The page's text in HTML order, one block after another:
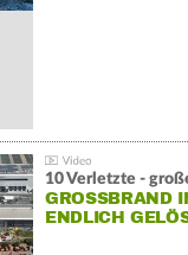
10 Verletzte -
GROSSBRAND
NDLICH